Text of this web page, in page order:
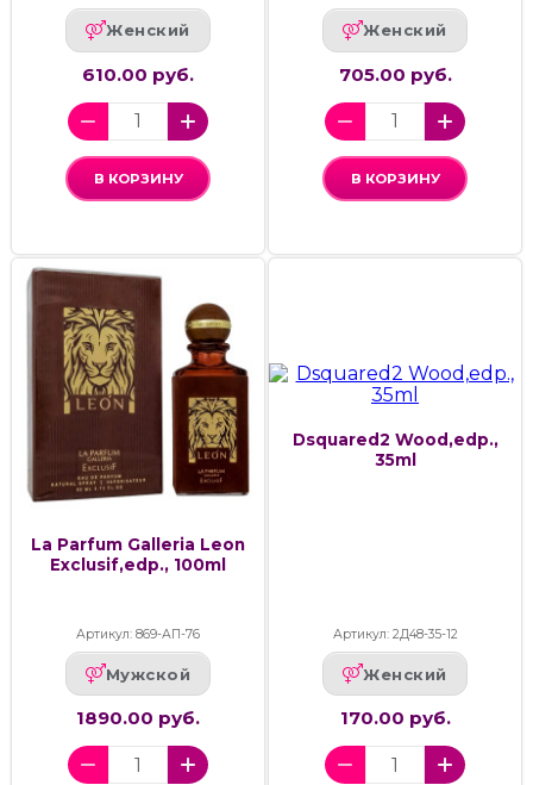
Женский
610.00 руб.
В КОРЗИНУ
Женский
705.00 руб.
В КОРЗИНУ
La Parfum Galleria Leon
Exclusif,edp., 100ml
Артикул: 869-АП-76
Мужской
1890.00 руб.
Dsquared2 Wood,edp.,
35ml
Артикул: 2Д48-35-12
Женский
170.00 руб.